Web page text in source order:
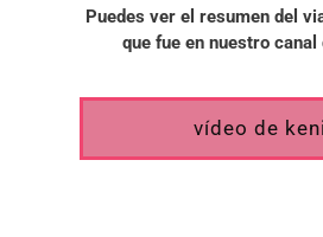
Puedes ver el resumen del
que fue en nuestro canal
vídeo de